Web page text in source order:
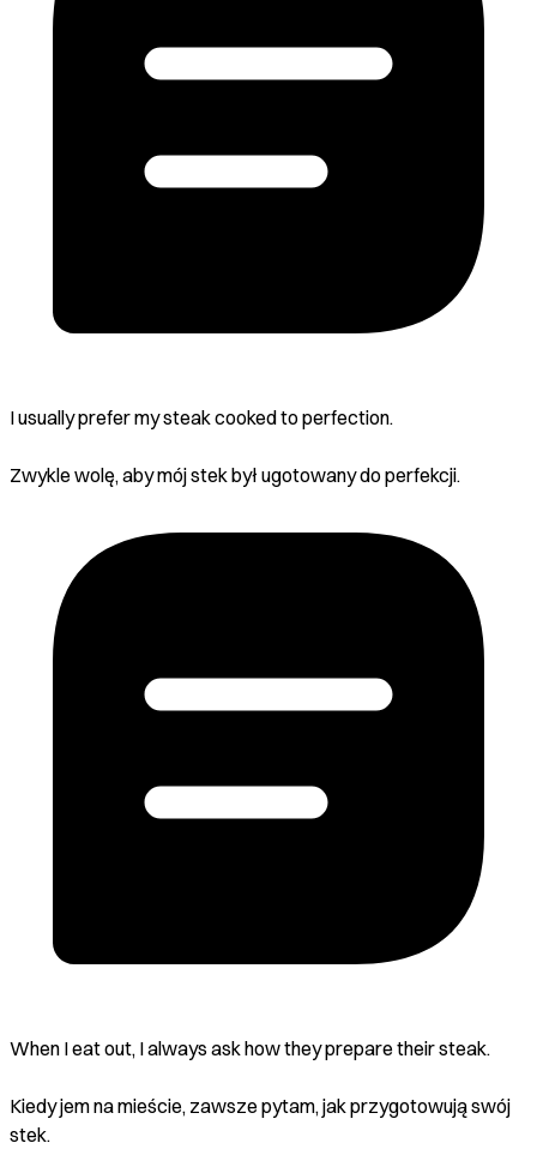
I usually prefer my steak cooked to perfection.
Zwykle wolę, aby mój stek był ugotowany do perfekcji.
When I eat out, I always ask how they prepare their steak.
Kiedy jem na mieście, zawsze pytam, jak przygotowują swój
stek.